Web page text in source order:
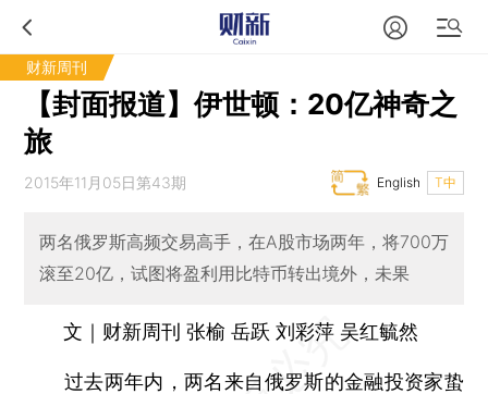
财新周刊
【封面报道】伊世顿：20亿神奇之
旅
2015年11月05日第43期 T中
English
两名俄罗斯高频交易高手，在A股市场两年，将700万
滚至20亿，试图将盈利用比特币转出境外，未果
文｜财新周刊 张榆 岳跃 刘彩萍 吴红毓然
过去两年内，两名来自俄罗斯的金融投资家蛰